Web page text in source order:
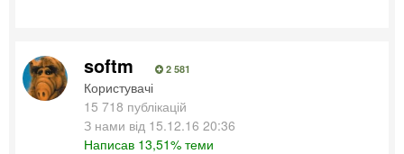
softm 2 581
Користувачі
15 718 публікацій
З нами від 15.12.16 20:36
Написав 13,51% теми